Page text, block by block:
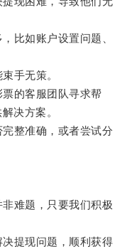
如账户设置问题、
手无策。
的客服团队寻求帮
决方案。
整准确，或者尝试分
难题，只要我们积极
提现问题，顺利获得